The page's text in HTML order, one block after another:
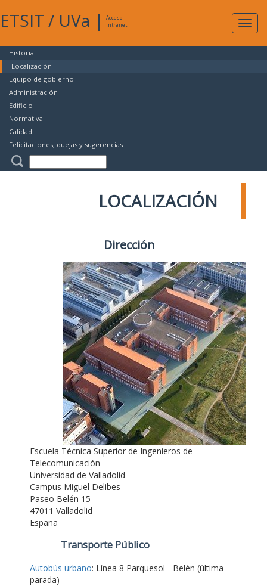
ETSIT / UVa |
Acceso
Intranet
Historia
Localización
Equipo de gobierno
Administración
Edificio
Normativa
Calidad
Felicitaciones, quejas y sugerencias
LOCALIZACIÓN
Dirección
Escuela Técnica Superior de Ingenieros de
Telecomunicación
Universidad de Valladolid
Campus Miguel Delibes
Paseo Belén 15
47011 Valladolid
España
Transporte Público
Autobús urbano: Línea 8 Parquesol - Belén (última
parada)